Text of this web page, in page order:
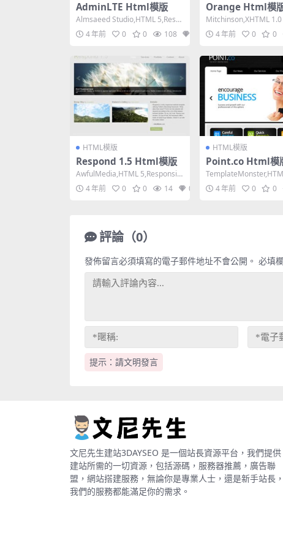
AdminLTE Html模版
Almsaeed Studio,HTML 5,Resp
onsive, Mixed...
4 年前 0 0 108
Orange Html模
Mitchinson,XHTML
id, 3 Col...
4 年前 0 0
HTML模版
Respond 1.5 Html模版
AwfulMedia,HTML 5,Responsiv
e, Mixed Colu...
4 年前 0 0 14 0
HTML模版
Point.co Html模
Width, 2 Co...
4 年前 0 0
評論（0）
提示：請文明發言
發佈留言必須填寫的電子郵件地址不會公開。 必填
文尼先生建站3DAYSEO 是一個站長資源平台，我們提供
建站所需的一切資源，包括源碼，服務器推薦，廣告聯
盟，網站搭建服務，無論你是專業人士，還是新手站長，
我們的服務都能滿足你的需求。